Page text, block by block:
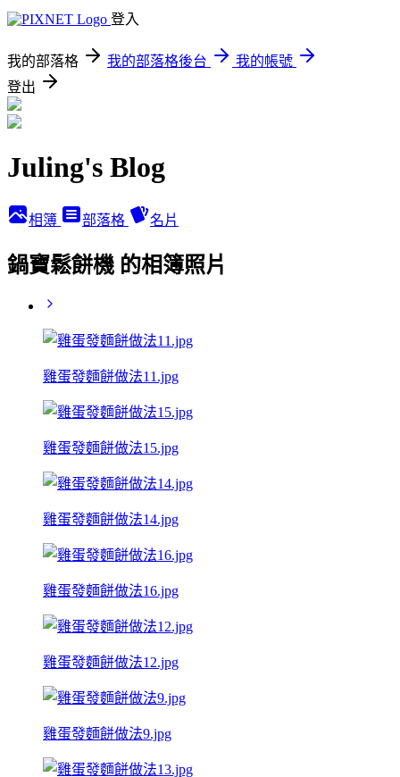
登入
我的部落格 我的部落格後台
我的帳號
登出
Juling's Blog
相簿 部落格 名片
鍋寶鬆餅機 的相簿照片
雞蛋發麵餅做法11.jpg
雞蛋發麵餅做法15.jpg
雞蛋發麵餅做法14.jpg
雞蛋發麵餅做法16.jpg
雞蛋發麵餅做法12.jpg
雞蛋發麵餅做法9.jpg